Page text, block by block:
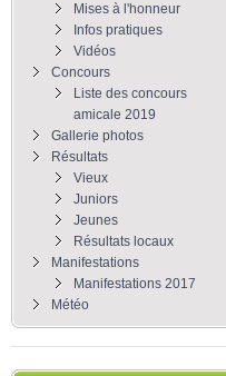
Mises à l'honneur
Infos pratiques
Vidéos
Concours
Liste des concours
amicale 2019
Gallerie photos
Résultats
Vieux
Juniors
Jeunes
Résultats locaux
Manifestations
Manifestations 2017
Météo